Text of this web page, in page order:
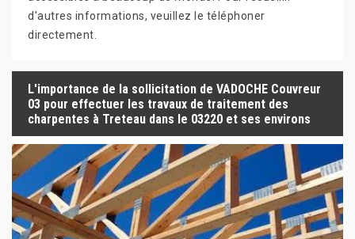
d'autres informations, veuillez le téléphoner
directement.
L'importance de la sollicitation de VADOCHE Couvreur
03 pour effectuer les travaux de traitement des
charpentes à Treteau dans le 03220 et ses environs